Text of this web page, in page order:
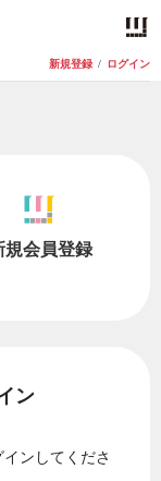
新規登録 / ログイン
規会員登録
ン
ンしてくださ